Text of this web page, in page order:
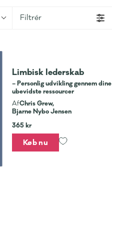
Filtrér
Limbisk lederskab
– Personlig udvikling gennem dine
ubevidste ressourcer
AfChris Grew,
Bjarne Nybo Jensen
365 kr
Køb nu